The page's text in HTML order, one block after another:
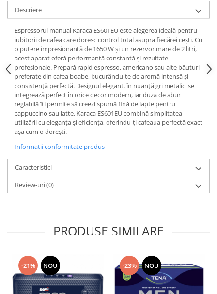
Descriere
Espressorul manual Karaca ES601EU este alegerea ideală pentru
iubitorii de cafea care doresc control total asupra fiecărei cești. Cu
o putere impresionantă de 1650 W și un rezervor mare de 2 litri,
acest aparat oferă performanță constantă și rezultate
profesionale. Prepară rapid espresso, americano sau alte băuturi
preferate din cafea boabe, bucurându-te de aromă intensă și
consistență perfectă. Designul elegant, în nuanță gri metalic, se
integrează perfect în orice decor modern, iar duza de abur
reglabilă îți permite să creezi spumă fină de lapte pentru
cappuccino sau latte. Karaca ES601EU combină simplitatea
utilizării cu eleganța și eficiența, oferindu-ți cafeaua perfectă exact
așa cum o dorești.
Informatii conformitate produs
Caracteristici
Review-uri(0)
PRODUSE SIMILARE
-21% NOU -23% NOU